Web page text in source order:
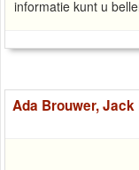
informatie kunt u
Ada Brouwer,